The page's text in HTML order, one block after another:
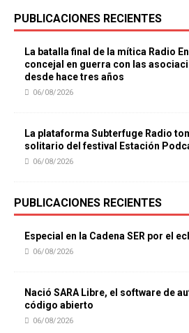
PUBLICACIONES RECIENTES
La batalla final de la mítica Radio
concejal en guerra con las
desde hace tres años
06/08/2026
La plataforma Subterfuge Radio
solitario del festival Estación
06/08/2026
PUBLICACIONES RECIENTES
Especial en la Cadena SER por el
06/08/2026
Nació SARA Libre, el software de
código abierto
06/08/2026